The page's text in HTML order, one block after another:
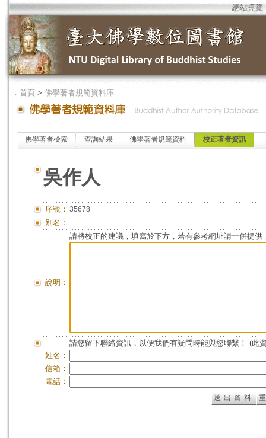
網站導覽
． 首頁 > 佛學著者規範資料庫
佛學著者檢索 查詢結果 佛學著者規範資料 校正著者資訊
吳作人
序號： 35678
別名：
說明：
請將校正的建議，填寫於下方，若有參考網址請一併提供
請您留下聯絡資訊，以便我們有疑問時能與您聯繫！ (此
姓名：
信箱：
電話：